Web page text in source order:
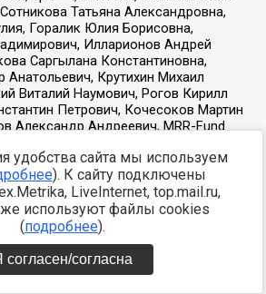
удобства сайта мы используем
). К сайту подключены
LiveInternet, top.mail.ru,
используют файлы cookies
(подробнее).
согласен/согласна